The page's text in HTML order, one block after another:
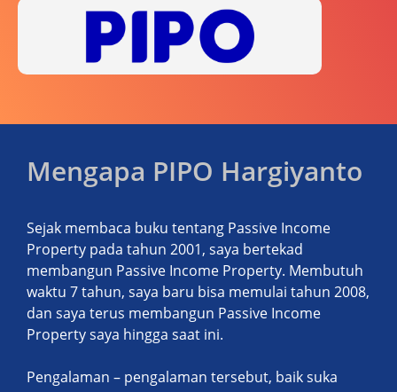
Mengapa PIPO Hargiyanto
Sejak membaca buku tentang Passive Income
Property pada tahun 2001, saya bertekad
membangun Passive Income Property. Membutuh
waktu 7 tahun, saya baru bisa memulai tahun 2008,
dan saya terus membangun Passive Income
Property saya hingga saat ini.
Pengalaman – pengalaman tersebut, baik suka